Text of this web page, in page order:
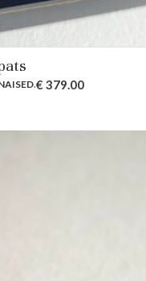
.€ 379.00